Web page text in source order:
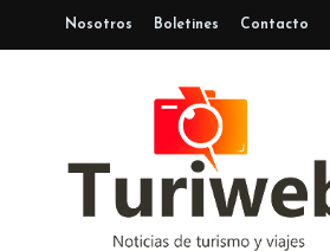
Nosotros Boletines Contacto